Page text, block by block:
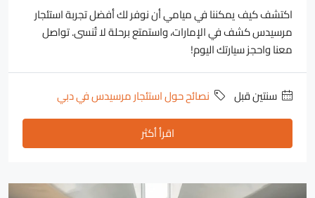
اكتشف كيف يمكننا في ميامي أن نوفر لك أفضل تجربة استئجار
مرسيدس كشف في الإمارات، واستمتع برحلة لا تُنسى. تواصل
معنا واحجز سيارتك اليوم!
‏سنتين قبل
نصائح حول استئجار مرسيدس في دبي
اقرأ أكثر